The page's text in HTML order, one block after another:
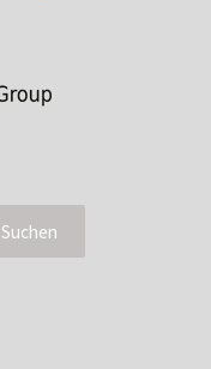
Suchen